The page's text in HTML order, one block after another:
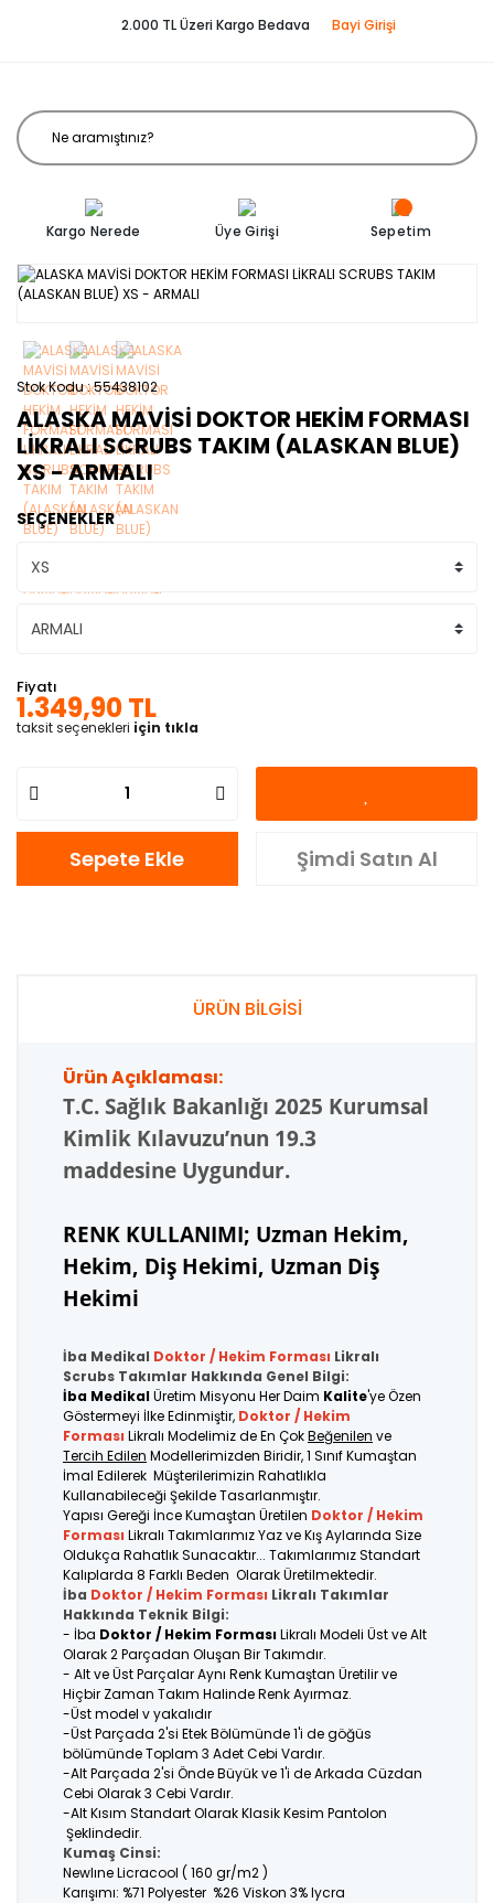
2.000 TL Üzeri Kargo Bedava Bayi Girişi
Kargo Nerede Üye Girişi Sepetim
Stok Kodu 55438102
ALASKA MAVİSİ DOKTOR HEKİM FORMASI
LİKRALI SCRUBS TAKIM (ALASKAN BLUE)
XS - ARMALI
SEÇENEKLER
Fiyatı
1.349,90 TL
taksit seçenekleri için tıkla
Sepete Ekle Şimdi Satın Al
ÜRÜN BİLGİSİ
Ürün Açıklaması:
T.C. Sağlık Bakanlığı 2025 Kurumsal
Kimlik Kılavuzu’nun 19.3
maddesine Uygundur.
RENK KULLANIMI; Uzman Hekim,
Hekim, Diş Hekimi, Uzman Diş
Hekimi
İba Medikal Doktor / Hekim Forması Likralı
Scrubs Takımlar Hakkında Genel Bilgi:
İba MedikalÜretim Misyonu Her Daim Kalite'ye Özen
Göstermeyi İlke Edinmiştir, Doktor / Hekim
Forması Likralı Modelimiz de En ÇokBeğenilen ve
Tercih Edilen Modellerimizden Biridir, 1 Sınıf Kumaştan
İmal Edilerek Müşterilerimizin Rahatlıkla
Kullanabileceği Şekilde Tasarlanmıştır.
Yapısı Gereği İnce Kumaştan Üretilen Doktor / Hekim
Forması Likralı Takımlarımız Yaz ve Kış Aylarında Size
Oldukça Rahatlık Sunacaktır... Takımlarımız Standart
Kalıplarda 8 Farklı Beden Olarak Üretilmektedir.
İba Doktor / Hekim Forması Likralı Takımlar
Hakkında Teknik Bilgi:
- İba Doktor / Hekim FormasıLikralı Modeli Üst ve Alt
Olarak 2 Parçadan Oluşan Bir Takımdır.
- Alt ve Üst Parçalar Aynı Renk Kumaştan Üretilir ve
Hiçbir Zaman Takım Halinde Renk Ayırmaz.
-Üst model v yakalıdır
-Üst Parçada 2'si Etek Bölümünde 1'i de göğüs
bölümünde Toplam 3 Adet Cebi Vardır.
-Alt Parçada 2'si Önde Büyük ve 1'i de Arkada Cüzdan
Cebi Olarak 3 Cebi Vardır.
-Alt Kısım Standart Olarak Klasik Kesim Pantolon
Şeklindedir.
Kumaş Cinsi:
Newlıne Licracool ( 160 gr/m2 )
Karışımı: %71 Polyester %26 Viskon 3% lycra